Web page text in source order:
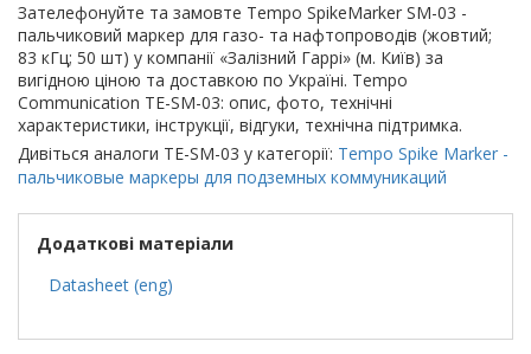
Зателефонуйте та замовте Tempo SpikeMarker SM-03 -
пальчиковий маркер для газо- та нафтопроводів (жовтий;
83 кГц; 50 шт) у компанії «Залізний Гаррі» (м. Київ) за
вигідною ціною та доставкою по Україні. Tempo
Communication TE-SM-03: опис, фото, технічні
характеристики, інструкції, відгуки, технічна підтримка.
Дивіться аналоги TE-SM-03 у категорії: Tempo Spike Marker -
пальчиковые маркеры для подземных коммуникаций
Додаткові матеріали
Datasheet (eng)